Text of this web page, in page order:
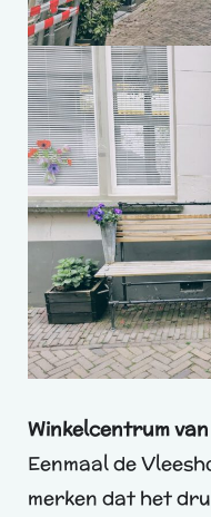
Winkelcentrum
Eenmaal de
merken dat het